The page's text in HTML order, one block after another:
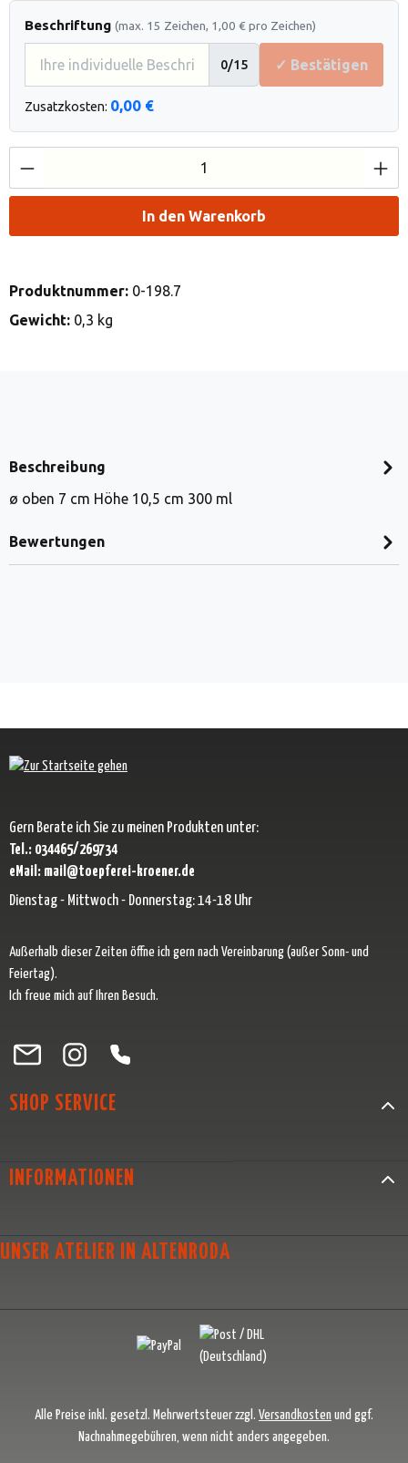
Beschriftung (max. 15 Zeichen, 1,00 € pro Zeichen)
0/15 ✓ Bestätigen
Zusatzkosten: 0,00 €
Produkt Anzahl: Gib den gewünschten
In den Warenkorb
Produktnummer: 0-198.7
Gewicht: 0,3 kg
Beschreibung
ø oben 7 cm Höhe 10,5 cm 300 ml
Bewertungen
Gern Berate ich Sie zu meinen Produkten unter:
Tel.: 034465/269734
eMail: mail@toepferei-kroener.de
Dienstag - Mittwoch - Donnerstag: 14-18 Uhr
Außerhalb dieser Zeiten öffne ich gern nach Vereinbarung (außer Sonn- und
Feiertag).
Ich freue mich auf Ihren Besuch.
Besuche uns auf Facebook – öffnet in neuem Tab (externer Link)
Schau auf Instagram vorbei – öffnet in neuem Tab (externer Link)
Lass dich auf Pinterest inspirieren – öffnet in neuem Tab
Folge uns auf X – öffnet in neuem Tab (externer Link)
SHOP SERVICE
INFORMATIONEN
UNSER ATELIER IN ALTENRODA
Alle Preise inkl. gesetzl. Mehrwertsteuer zzgl. Versandkosten und ggf.
Nachnahmegebühren, wenn nicht anders angegeben.